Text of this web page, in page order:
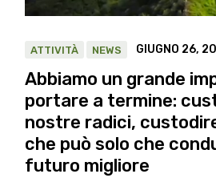
ATTIVITÀ NEWS GIUGNO 26,
Abbiamo un grande
portare a termine:
nostre radici,
che può solo che
futuro migliore